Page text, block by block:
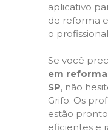
aplicativo
de reforma
o
Se você
em
SP, não
Grifo. Os
estão
eficientes e